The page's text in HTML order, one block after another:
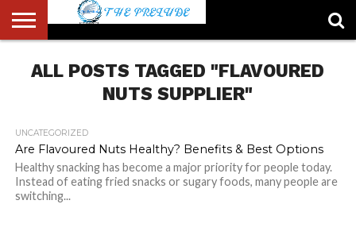
US
ACCOUNT
AUTHORS
LIST
FULL-
WIDTH
HOME
LATEST
NEWS
LOGIN
LOGOUT
MEMBERS
PASSWORD
RESET
REGISTER
SAMPLE
PAGE
TYPOGRAPHY
USER
ALL POSTS TAGGED "FLAVOURED
NUTS SUPPLIER"
UNCATEGORIZED
Are Flavoured Nuts Healthy? Benefits & Best Options
Healthy snacking has become a major priority for people today.
Instead of eating fried snacks or sugary foods, many people are
switching...